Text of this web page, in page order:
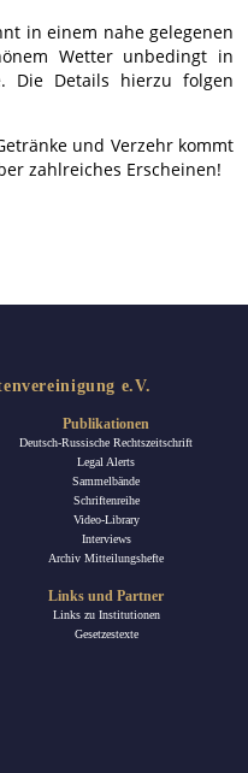
in einem nahe gelegenen
Wetter unbedingt in
Die Details hierzu folgen
und Verzehr kommt
zahlreiches Erscheinen!
e.V.
Publikationen
Deutsch-Russische Rechtszeitschrift
Legal Alerts
Sammelbände
Schriftenreihe
Video-Library
Interviews
Archiv Mitteilungshefte
Links und Partner
Links zu Institutionen
Gesetzestexte